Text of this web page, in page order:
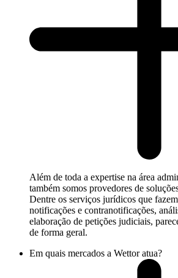
Além de toda a expertise na área
também somos provedores de
Dentre os serviços jurídicos que
notificações e contranotificações,
elaboração de petições judiciais,
de forma geral.
Em quais mercados a Wettor atua?